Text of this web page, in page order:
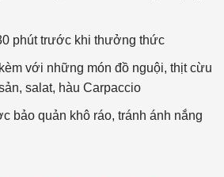
phút trước khi thưởng thức
với những món đồ nguội, thịt cừu
salat, hàu Carpaccio
bảo quản khô ráo, tránh ánh nắng